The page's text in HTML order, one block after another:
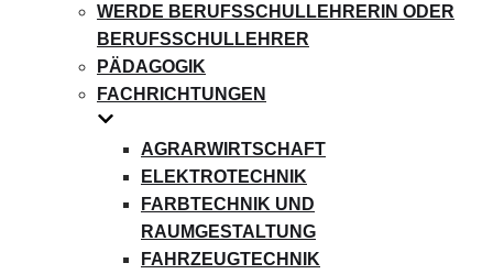
WERDE BERUFSSCHULLEHRERIN ODER
BERUFSSCHULLEHRER
PÄDAGOGIK
FACHRICHTUNGEN
AGRARWIRTSCHAFT
ELEKTROTECHNIK
FARBTECHNIK UND
RAUMGESTALTUNG
FAHRZEUGTECHNIK